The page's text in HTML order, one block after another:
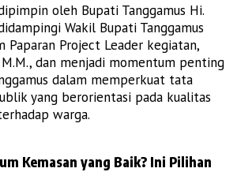
oleh Bupati Tanggamus Hi.
Wakil Bupati Tanggamus
Paparan Project Leader kegiatan,
M.M., dan menjadi momentum penting
dalam memperkuat tata
yang berorientasi pada kualitas
warga.
Kemasan yang Baik? Ini Pilihan